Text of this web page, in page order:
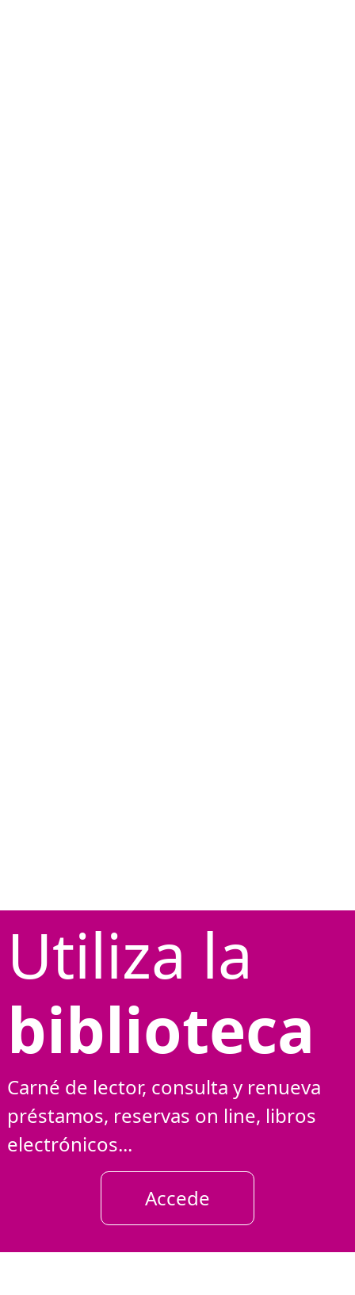
Utiliza la
biblioteca
Carné de lector, consulta y renueva
préstamos, reservas on line, libros
electrónicos...
Accede